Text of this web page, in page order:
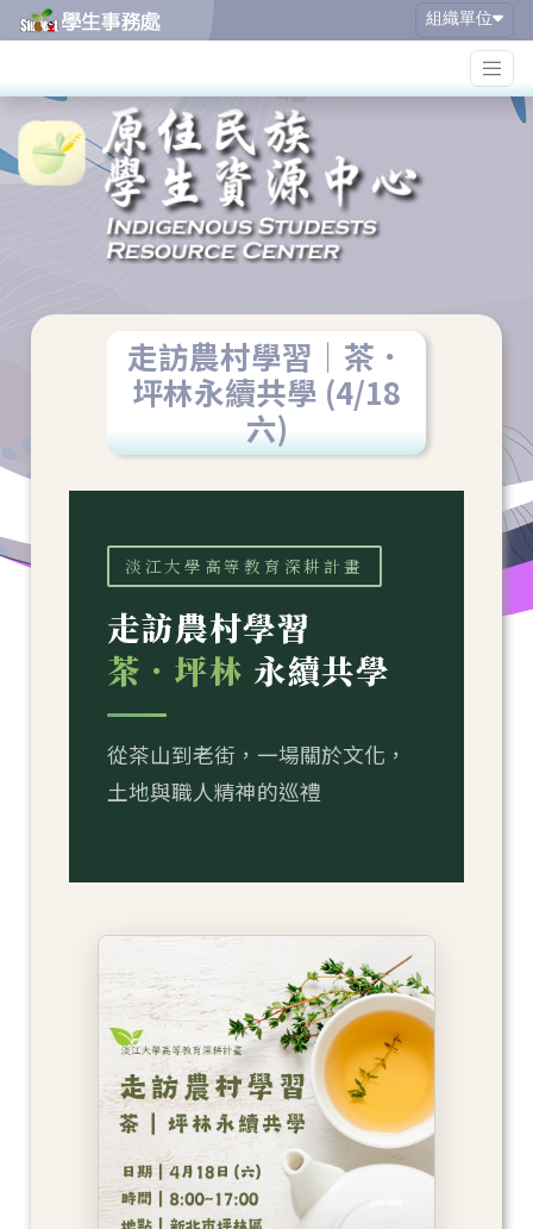
Skip
to
組織單位
走訪農村學習｜茶．
坪林永續共學 (4/18
六)
淡江大學高等教育深耕計畫
走訪農村學習
茶．坪林 永續共學
從茶山到老街，一場關於文化，
土地與職人精神的巡禮